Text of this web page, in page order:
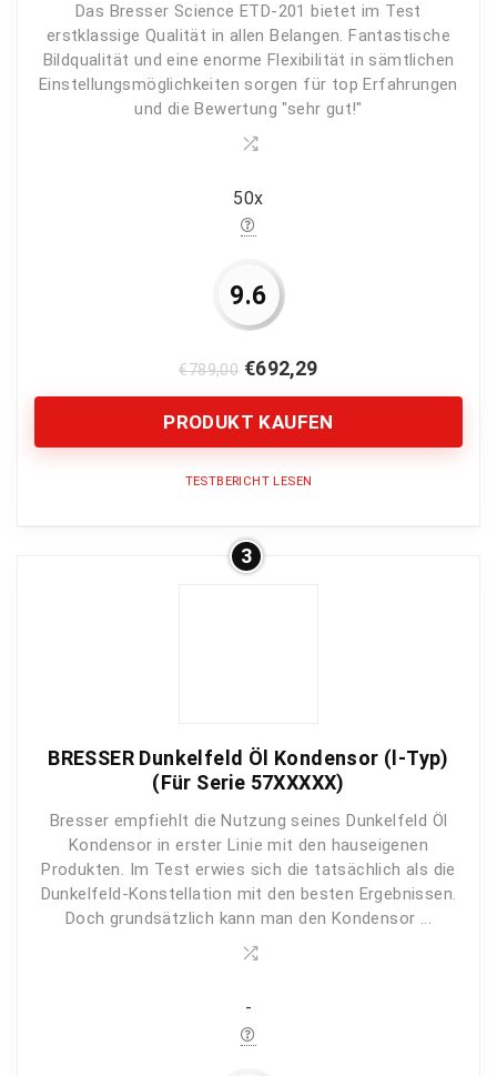
PROS:
Allround Spitzen-Mikroskop
Öl-geeignet
Das Bresser Science ETD-201 bietet im Test
erstklassige Qualität in allen Belangen. Fantastische
Bildqualität und eine enorme Flexibilität in sämtlichen
Einstellungsmöglichkeiten sorgen für top Erfahrungen
und die Bewertung "sehr gut!"
50x
9.6
€789,00 €692,29
PRODUKT KAUFEN
TESTBERICHT LESEN
PROS:
Erstklassige Bildqualität
Hochwertige Verarbeitung
3
BRESSER Dunkelfeld Öl Kondensor (l-Typ)
(Für Serie 57XXXXX)
Bresser empfiehlt die Nutzung seines Dunkelfeld Öl
Kondensor in erster Linie mit den hauseigenen
Produkten. Im Test erwies sich die tatsächlich als die
Dunkelfeld-Konstellation mit den besten Ergebnissen.
Doch grundsätzlich kann man den Kondensor ...
-